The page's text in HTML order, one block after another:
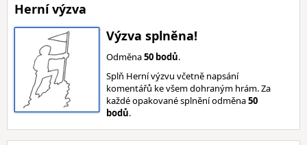
Herní výzva
Výzva splněna!
Odměna50 bodů.
Splň Herní výzvu včetně napsání
komentářů ke všem dohraným hrám. Za
každé opakované splnění odměna50
bodů.